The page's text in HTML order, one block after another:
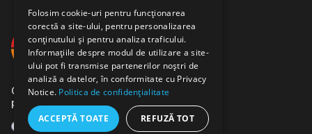
Comunitate de jurnaliști,
programatori și activiști.
Facebook Instagram YouTube X Telegram
Folosim cookie-uri pentru funcționarea
corectă a site-ului, pentru personalizarea
conținutului și pentru analiza traficului.
Informațiile despre modul de utilizare a site-
ului pot fi transmise partenerilor noștri de
analiză a datelor, în conformitate cu Privacy
Notice. Politica de confidențialitate
ACCEPTĂ TOATE REFUZĂ TOT